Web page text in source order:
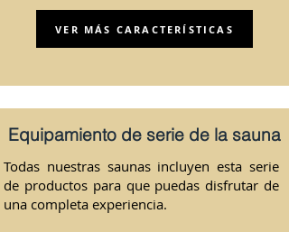
VER MÁS CARACTERÍSTICAS
Equipamiento de serie de la sauna
Todas nuestras saunas incluyen esta serie
de productos para que puedas disfrutar de
una completa experiencia.